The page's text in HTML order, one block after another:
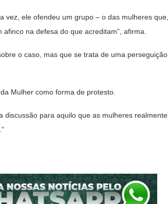
vez, ele ofendeu um grupo – o das mulheres que,
na defesa do que acreditam”, afirma.
o caso, mas que se trata de uma perseguição
Mulher como forma de protesto.
discussão para aquilo que as mulheres realmente